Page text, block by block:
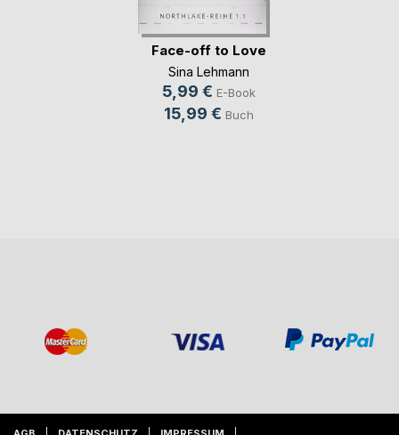
Face-off to Love
Sina Lehmann
5,99 € E-Book
15,99 € Buch